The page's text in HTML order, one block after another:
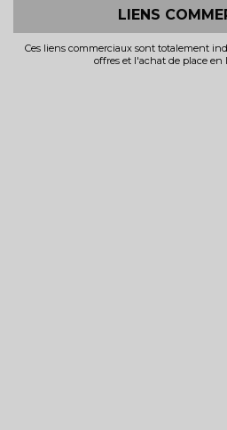
LIENS
Ces liens commerciaux sont totalement
offres et l'achat de place